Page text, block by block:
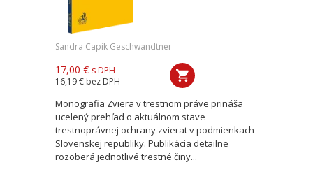
Sandra Capik Geschwandtner
17,00 € s DPH
16,19 € bez DPH
Monografia Zviera v trestnom práve prináša
ucelený prehľad o aktuálnom stave
trestnoprávnej ochrany zvierat v podmienkach
Slovenskej republiky. Publikácia detailne
rozoberá jednotlivé trestné činy...